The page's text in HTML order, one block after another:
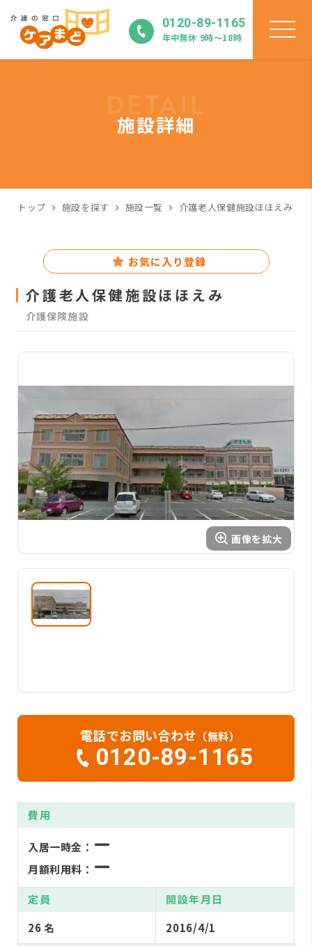
0120-89-1165
年中無休 9時〜18時
施設詳細
トップ 施設を探す 施設一覧 介護老人保健施設ほほえみ
お気に入り登録
介護老人保健施設ほほえみ
介護保険施設
電話でお問い合わせ （無料）
0120-89-1165
費用
入居一時金： ー
月額利用料： ー
定員
26 名
開設年月日
2016/4/1